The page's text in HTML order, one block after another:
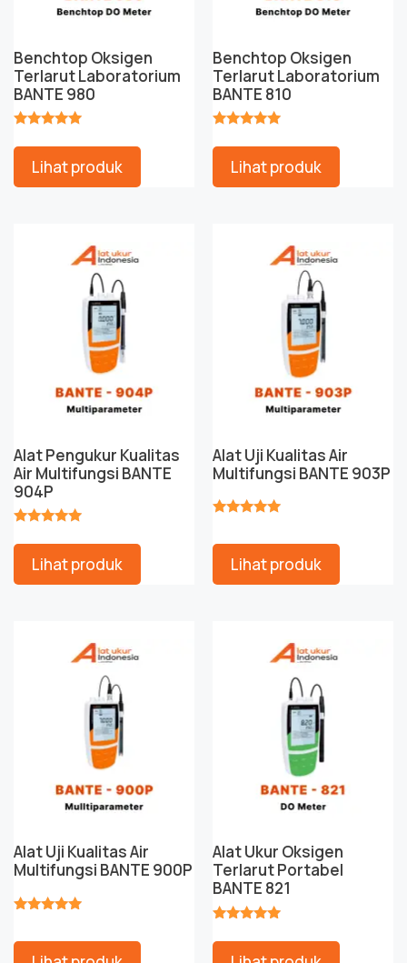
Benchtop Oksigen
Terlarut Laboratorium
BANTE 980
Lihat produk
Benchtop Oksigen
Terlarut Laboratorium
BANTE 810
Lihat produk
Alat Pengukur Kualitas
Air Multifungsi BANTE
904P
Lihat produk
Alat Uji Kualitas Air
Multifungsi BANTE 903P
Lihat produk
Alat Uji Kualitas Air
Multifungsi BANTE 900P
Alat Ukur Oksigen
Terlarut Portabel
BANTE 821